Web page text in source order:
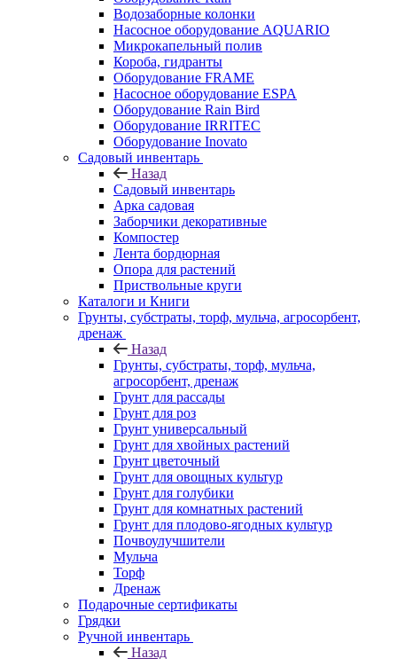
Водозаборные колонки
Насосное оборудование AQUARIO
Микрокапельный полив
Короба, гидранты
Оборудование FRAME
Насосное оборудование ESPA
Оборудование Rain Bird
Оборудование IRRITEC
Оборудование Inovato
Садовый инвентарь
Назад
Садовый инвентарь
Арка садовая
Заборчики декоративные
Компостер
Лента бордюрная
Опора для растений
Приствольные круги
Каталоги и Книги
Грунты, субстраты, торф, мульча, агросорбент,
дренаж
Назад
Грунты, субстраты, торф, мульча,
агросорбент, дренаж
Грунт для рассады
Грунт для роз
Грунт универсальный
Грунт для хвойных растений
Грунт цветочный
Грунт для овощных культур
Грунт для голубики
Грунт для комнатных растений
Грунт для плодово-ягодных культур
Почвоулучшители
Мульча
Торф
Дренаж
Подарочные сертификаты
Грядки
Ручной инвентарь
Назад